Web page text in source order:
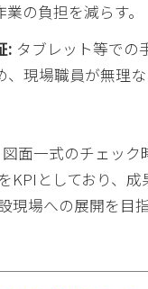
の負担を減らす。
: タブレット等での
、現場職員が無理
面一式のチェック
KPIとしており、
現場への展開を目指